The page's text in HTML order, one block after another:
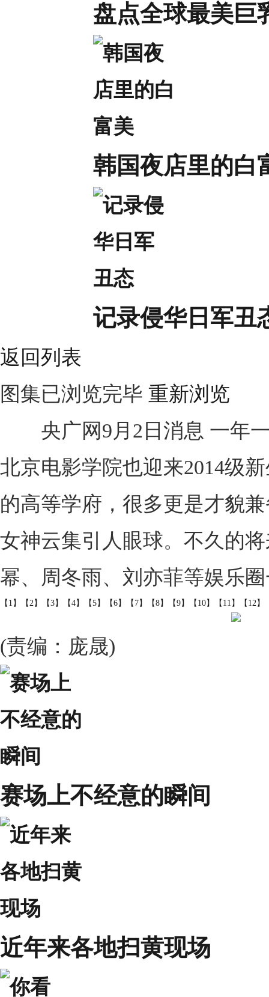
盘点全球最美巨
韩国夜店里的白
记录侵华日军丑
返回列表
图集已浏览完毕 重新浏览
央广网9月2日消息 一年一
北京电影学院也迎来2014级
的高等学府，很多更是才貌
女神云集引人眼球。不久的
幂、周冬雨、刘亦菲等娱乐
【1】 【2】 【3】 【4】 【5】 【6】 【7】 【8】 【9】 【10】 【11】 【12】
(责编：庞晟)
赛场上不经意的瞬间
近年来各地扫黄现场